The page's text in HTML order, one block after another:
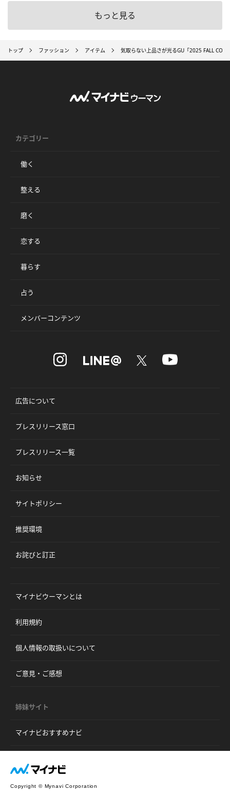
もっと見る
トップ ファッション アイテム 気取らない上品さが光るGU「2025 FALL
カテゴリー
働く
整える
磨く
恋する
暮らす
占う
メンバーコンテンツ
広告について
プレスリリース窓口
プレスリリース一覧
お知らせ
サイトポリシー
推奨環境
お詫びと訂正
マイナビウーマンとは
利用規約
個人情報の取扱いについて
ご意見・ご感想
姉妹サイト
マイナビおすすめナビ
Copyright © Mynavi Corporation